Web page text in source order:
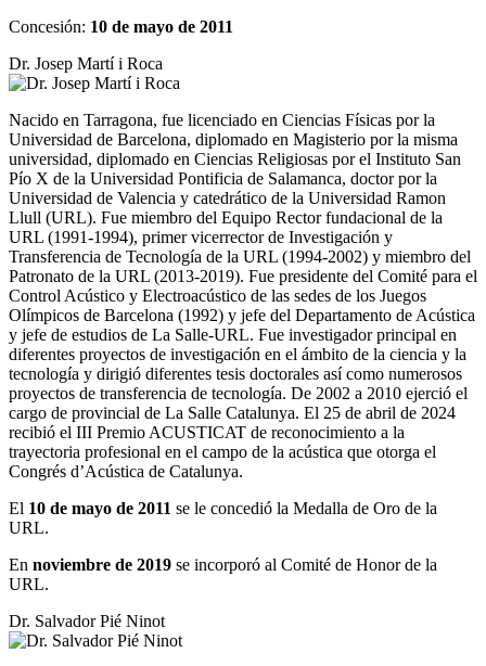
Concesión: 10 de mayo de 2011
Dr. Josep Martí i Roca
Nacido en Tarragona, fue licenciado en Ciencias Físicas por la
Universidad de Barcelona, diplomado en Magisterio por la misma
universidad, diplomado en Ciencias Religiosas por el Instituto San
Pío X de la Universidad Pontificia de Salamanca, doctor por la
Universidad de Valencia y catedrático de la Universidad Ramon
Llull (URL). Fue miembro del Equipo Rector fundacional de la
URL (1991-1994), primer vicerrector de Investigación y
Transferencia de Tecnología de la URL (1994-2002) y miembro del
Patronato de la URL (2013-2019). Fue presidente del Comité para el
Control Acústico y Electroacústico de las sedes de los Juegos
Olímpicos de Barcelona (1992) y jefe del Departamento de Acústica
y jefe de estudios de La Salle-URL. Fue investigador principal en
diferentes proyectos de investigación en el ámbito de la ciencia y la
tecnología y dirigió diferentes tesis doctorales así como numerosos
proyectos de transferencia de tecnología. De 2002 a 2010 ejerció el
cargo de provincial de La Salle Catalunya. El 25 de abril de 2024
recibió el III Premio ACUSTICAT de reconocimiento a la
trayectoria profesional en el campo de la acústica que otorga el
Congrés d’Acústica de Catalunya.
El 10 de mayo de 2011 se le concedió la Medalla de Oro de la
URL.
En noviembre de 2019 se incorporó al Comité de Honor de la
URL.
Dr. Salvador Pié Ninot